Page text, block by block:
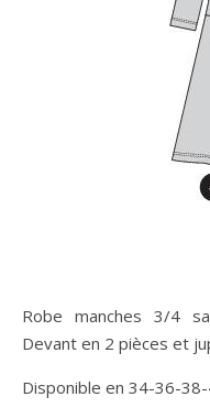
Robe manches 3/4 sans couture emmanchure, col V.
Devant en 2 pièces et
Disponible en 34-36-